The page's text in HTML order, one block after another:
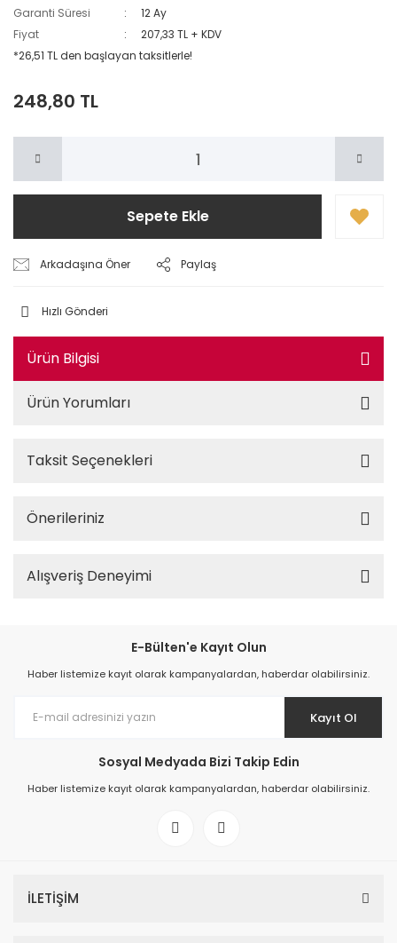
Garanti Süresi
12 Ay
Fiyat
207,33 TL + KDV
*26,51 TL den başlayan taksitlerle!
248,80 TL
Sepete Ekle
Arkadaşına Öner Paylaş
Hızlı Gönderi
Ürün Bilgisi
Ürün Yorumları
Taksit Seçenekleri
Önerileriniz
Alışveriş Deneyimi
E-Bülten'e Kayıt Olun
Haber listemize kayıt olarak kampanyalardan, haberdar olabilirsiniz.
Kayıt Ol
Sosyal Medyada Bizi Takip Edin
Haber listemize kayıt olarak kampanyalardan, haberdar olabilirsiniz.
İLETİŞİM